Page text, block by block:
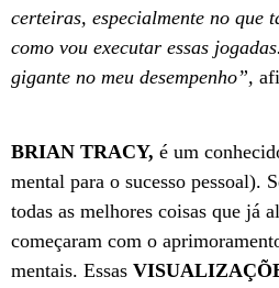
certeiras, especialmente no que
como vou executar essas
gigante no meu desempenho”,
BRIAN TRACY, é um
mental para o sucesso pessoal).
todas as melhores coisas que já
começaram com o
mentais. Essas